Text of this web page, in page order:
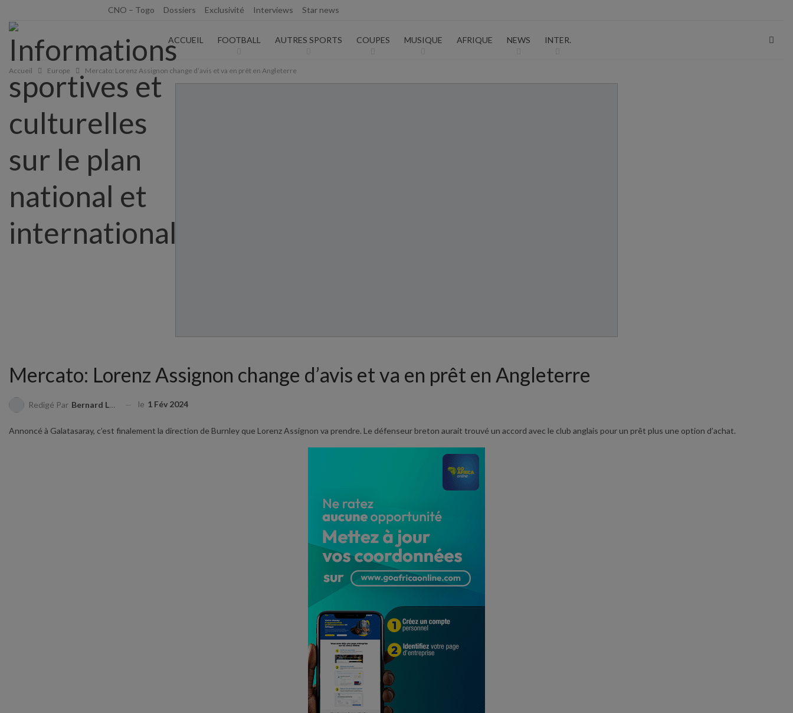
CNO – Togo Dossiers Exclusivité Interviews Star news
ACCUEIL FOOTBALL AUTRES SPORTS COUPES MUSIQUE AFRIQUE NEWS INTER.
Accueil Europe Mercato: Lorenz Assignon change d’avis et va en prêt en Angleterre
Mercato: Lorenz Assignon change d’avis et va en prêt en Angleterre
Redigé Par Bernard LAMBERT le 1 Fév 2024
Annoncé à Galatasaray, c’est finalement la direction de Burnley que Lorenz Assignon va prendre. Le défenseur breton aurait trouvé un accord avec le club anglais pour un prêt plus une option d’achat.
AUTORISATION DE LA HAAC N°0134/HAAC/12-2025/PL/P